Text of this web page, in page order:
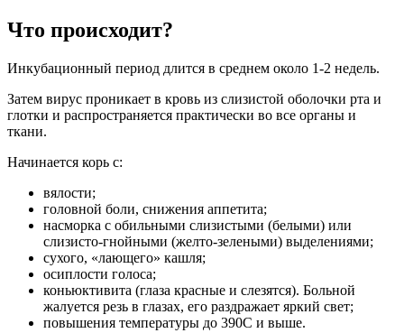
Что происходит?
Инкубационный период длится в среднем около 1-2 недель.
Затем вирус проникает в кровь из слизистой оболочки рта и
глотки и распространяется практически во все органы и
ткани.
Начинается корь с:
вялости;
головной боли, снижения аппетита;
насморка с обильными слизистыми (белыми) или
слизисто-гнойными (желто-зелеными) выделениями;
сухого, «лающего» кашля;
осиплости голоса;
коньюктивита (глаза красные и слезятся). Больной
жалуется резь в глазах, его раздражает яркий свет;
повышения температуры до 390С и выше.